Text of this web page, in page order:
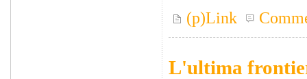
(p)Link
L'ultima